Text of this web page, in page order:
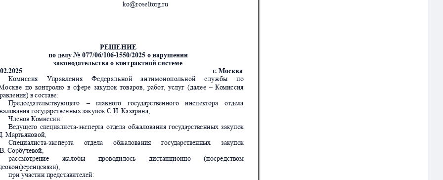
ko@roseltorg.ru
РЕШЕНИЕ
по делу № 077/06/106-1550/2025 о нарушении
законодательства о контрактной системе
г. Москва
Комиссия Управления Федеральной антимонопольной службы по
скве по контролю в сфере закупок товаров, работ, услуг (далее – Комиссия
ления) в составе:
Председательствующего – главного государственного инспектора отдела
вания государственных закупок С.И. Казарина,
Членов Комиссии:
Ведущего специалиста-эксперта отдела обжалования государственных закупок
. Мартьяновой,
Специалиста-эксперта отдела обжалования государственных закупок
. Сорбучевой,
рассмотрение
жалобы проводилось дистанционно (посредством
онференцсвязи),
при участии представителей: